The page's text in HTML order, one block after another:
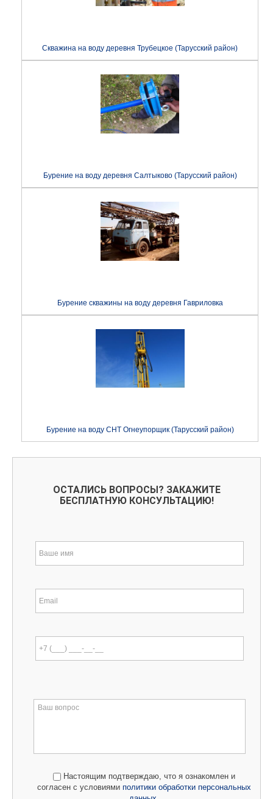
Скважина на воду деревня Трубецкое (Тарусский район)
Бурение на воду деревня Салтыково (Тарусский район)
Бурение скважины на воду деревня Гавриловка
Бурение на воду СНТ Огнеупорщик (Тарусский район)
ОСТАЛИСЬ ВОПРОСЫ? ЗАКАЖИТЕ
БЕСПЛАТНУЮ КОНСУЛЬТАЦИЮ!
Настоящим подтверждаю, что я ознакомлен и
согласен с условиями политики обработки персональных